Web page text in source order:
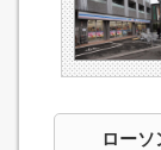
ローソ